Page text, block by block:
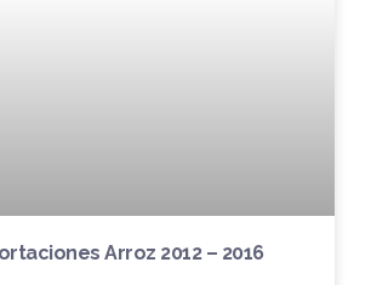
Arroz 2012 – 2016